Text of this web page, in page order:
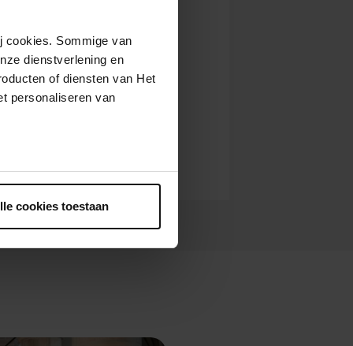
cookies. Sommige van
dienstverlening en
of diensten van Het
personaliseren van
cookies toestaan